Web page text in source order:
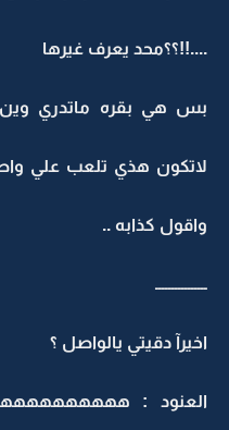
....!!؟؟محد يعرف غيرها
بس هي بقره ماتدري وين
لاتكون هذي تلعب علي
واقول كذابه ..
ــــــــــــــــ
اخيرآ دقيتي يالواصل ؟
العنود :